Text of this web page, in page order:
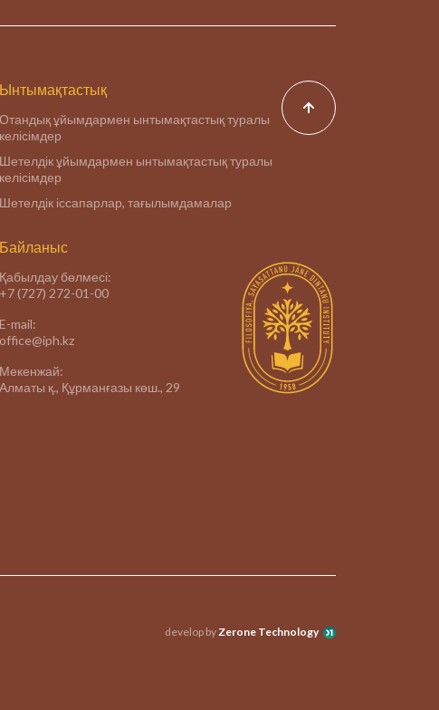
Ынтымақтастық
Отандық ұйымдармен ынтымақтастық туралы
келісімдер
Шетелдік ұйымдармен ынтымақтастық туралы
келісімдер
Шетелдік іссапарлар, тағылымдамалар
Байланыс
Қабылдау бөлмесі:
+7 (727) 272-01-00
E-mail:
office@iph.kz
Мекенжай:
Алматы қ., Құрманғазы көш., 29
develop byZerone Technology